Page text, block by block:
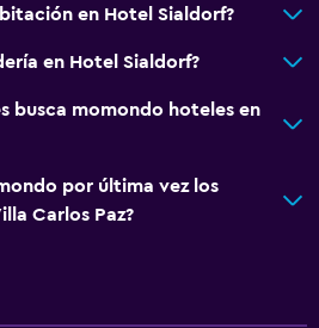
conectadas
en Hotel Sialdorf?
en Hotel Sialdorf?
busca momondo hoteles en
por última vez los
Carlos Paz?